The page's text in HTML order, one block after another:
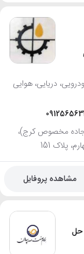
دریایی، هوایی
لشگری (جاده مخصوص کرج)،
پلاک 151
مشاهده پروفایل
حل